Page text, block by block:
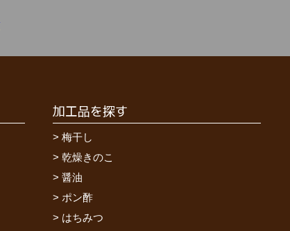
加工品を探す
梅干し
乾燥きのこ
醤油
ポン酢
はちみつ